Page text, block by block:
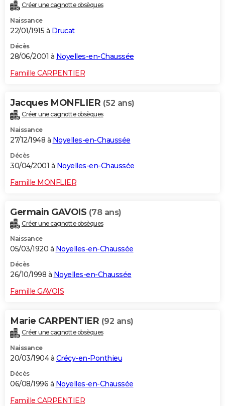
Créer une cagnotte obsèques
Naissance
22/01/1915 à Drucat
Décès
28/06/2001 à Noyelles-en-Chaussée
Famille CARPENTIER
Jacques MONFLIER (52 ans)
Créer une cagnotte obsèques
Naissance
27/12/1948 à Noyelles-en-Chaussée
Décès
30/04/2001 à Noyelles-en-Chaussée
Famille MONFLIER
Germain GAVOIS (78 ans)
Créer une cagnotte obsèques
Naissance
05/03/1920 à Noyelles-en-Chaussée
Décès
26/10/1998 à Noyelles-en-Chaussée
Famille GAVOIS
Marie CARPENTIER (92 ans)
Créer une cagnotte obsèques
Naissance
20/03/1904 à Crécy-en-Ponthieu
Décès
06/08/1996 à Noyelles-en-Chaussée
Famille CARPENTIER